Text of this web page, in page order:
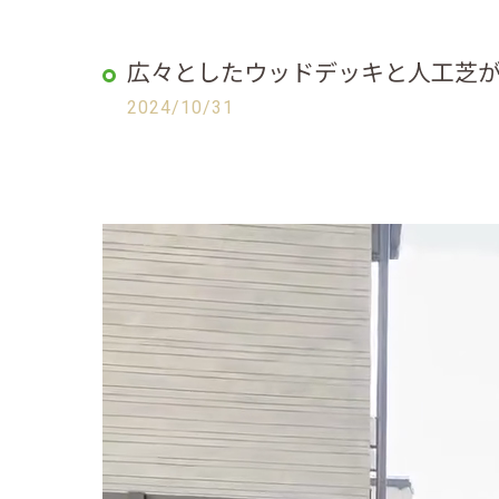
広々としたウッドデッキと人工芝
2024/10/31